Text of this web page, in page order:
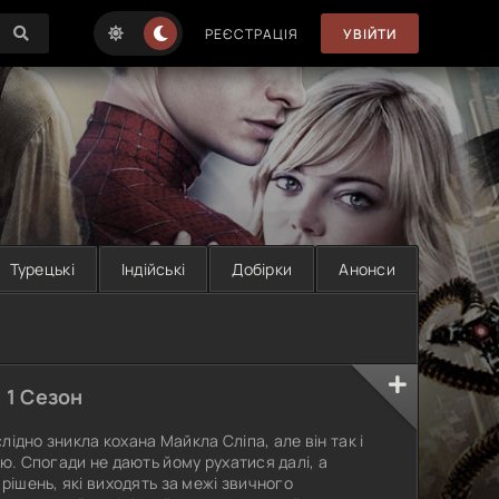
РЕЄСТРАЦІЯ УВІЙТИ
Турецькі Індійські Добірки Анонси
1 Сезон
зникла кохана Майкла Сліпа, але він так і
Спогади не дають йому рухатися далі, а
які виходять за межі звичного